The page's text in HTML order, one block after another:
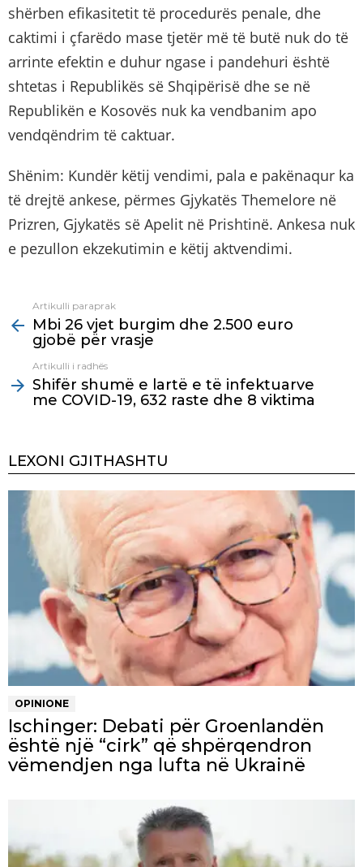
shërben efikasitetit të procedurës penale, dhe
caktimi i çfarëdo mase tjetër më të butë nuk do të
arrinte efektin e duhur ngase i pandehuri është
shtetas i Republikës së Shqipërisë dhe se në
Republikën e Kosovës nuk ka vendbanim apo
vendqëndrim të caktuar.
Shënim: Kundër këtij vendimi, pala e pakënaqur ka
të drejtë ankese, përmes Gjykatës Themelore në
Prizren, Gjykatës së Apelit në Prishtinë. Ankesa nuk
e pezullon ekzekutimin e këtij aktvendimi.
more
Artikulli paraprak
Mbi 26 vjet burgim dhe 2.500 euro
gjobë për vrasje
Artikulli i radhës
Shifër shumë e lartë e të infektuarve
me COVID-19, 632 raste dhe 8 viktima
LEXONI GJITHASHTU
OPINIONE
Ischinger: Debati për Groenlandën
është një “cirk” që shpërqendron
vëmendjen nga lufta në Ukrainë